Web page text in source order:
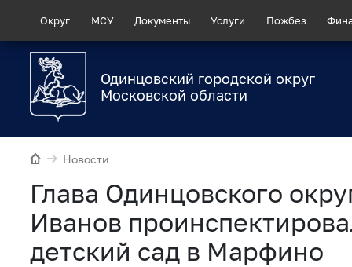
Округ МСУ Документы Услуги Пожбез
Одинцовский городской округ
Московской области
Новости
Глава Одинцовского
Иванов
детский сад в Марфино